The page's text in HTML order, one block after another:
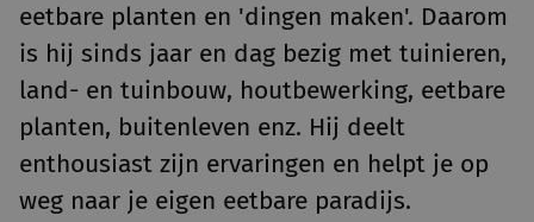
eetbare planten en 'dingen maken'. Daarom
is hij sinds jaar en dag bezig met tuinieren,
land- en tuinbouw, houtbewerking, eetbare
planten, buitenleven enz. Hij deelt
enthousiast zijn ervaringen en helpt je op
weg naar je eigen eetbare paradijs.